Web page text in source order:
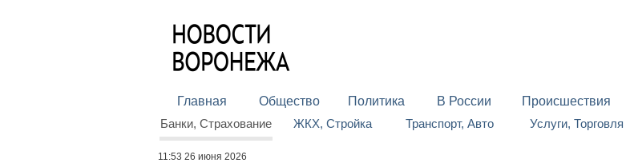
Главная Общество Политика В России Происшествия
Банки, Страхование
ЖКХ, Стройка Транспорт, Авто Услуги, Торговля
11:53 26 июня 2026